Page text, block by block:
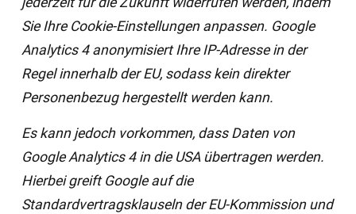
Sie Ihre Cookie-Einstellungen anpassen. Google
Analytics 4 anonymisiert Ihre IP-Adresse in der
Regel innerhalb der EU, sodass kein direkter
Personenbezug hergestellt werden kann.
Es kann jedoch vorkommen, dass Daten von
Google Analytics 4 in die USA übertragen werden.
Hierbei greift Google auf die
Standardvertragsklauseln der EU-Kommission und